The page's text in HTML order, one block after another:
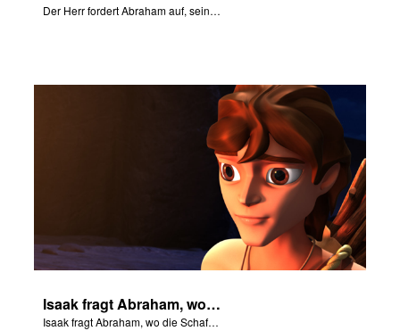
Der Herr fordert Abraham auf, seinen Sohn nach Morija zu bringen.
Isaak fragt Abraham, wo die Schafe für das Brandopfer sind.
Isaak fragt Abraham, wo die Schafe für das Brandopfer sind.